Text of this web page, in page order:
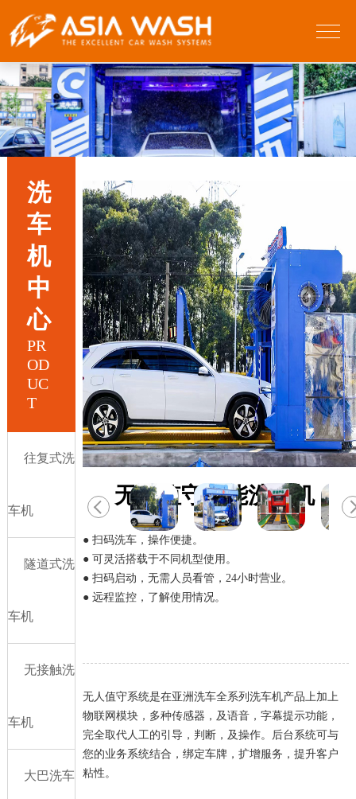
洗
车
机
中
心
PR
OD
UC
T
往复式洗
车机
隧道式洗
车机
无接触洗
车机
大巴洗车
无人值守智能洗车机
● 扫码洗车，操作便捷。
● 可灵活搭载于不同机型使用。
● 扫码启动，无需人员看管，24小时营业。
● 远程监控，了解使用情况。
无人值守系统是在亚洲洗车全系列洗车机产品上加上
物联网模块，多种传感器，及语音，字幕提示功能，
完全取代人工的引导，判断，及操作。后台系统可与
您的业务系统结合，绑定车牌，扩增服务，提升客户
粘性。